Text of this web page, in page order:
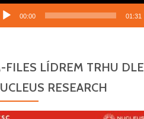
00:00 01:31
FILES LÍDREM TRHU DLE
RESEARCH